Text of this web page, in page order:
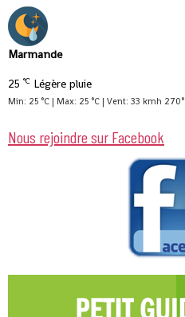
Marmande
25 °C Légère pluie
Min: 25 °C | Max: 25 °C | Vent: 33 kmh 270°
Nous rejoindre sur Facebook